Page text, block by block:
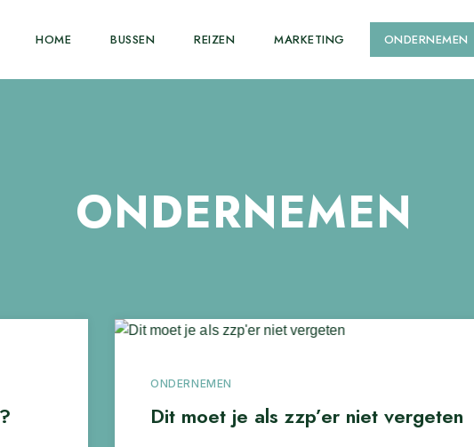
HOME BUSSEN REIZEN MARKETING ONDERNEMEN
ONDERNEMEN
ONDERNEMEN
Dit moet je als zzp’er niet vergeten